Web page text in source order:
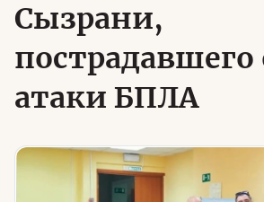
Сызрани,
пострадавшего
атаки БПЛА
Юридическая помощь
Региональные меры поддержки